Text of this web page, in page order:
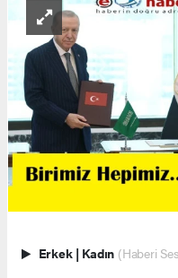
Erkek | Kadın (Haberi